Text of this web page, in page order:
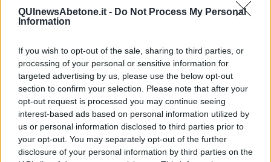
QUInewsAbetone.it - Do Not Process My Personal
Information
If you wish to opt-out of the sale, sharing to third parties, or
processing of your personal or sensitive information for
targeted advertising by us, please use the below opt-out
section to confirm your selection. Please note that after your
opt-out request is processed you may continue seeing
interest-based ads based on personal information utilized by
us or personal information disclosed to third parties prior to
your opt-out. You may separately opt-out of the further
disclosure of your personal information by third parties on the
Relitti
Lucio
Sogni & incubi
Accidenti all’amore
Protezione civile
Walter
Appunti per l'inverno
Il muro di Baj
Biografia emotiva
La tempesta e altro
Umani
I bolidi